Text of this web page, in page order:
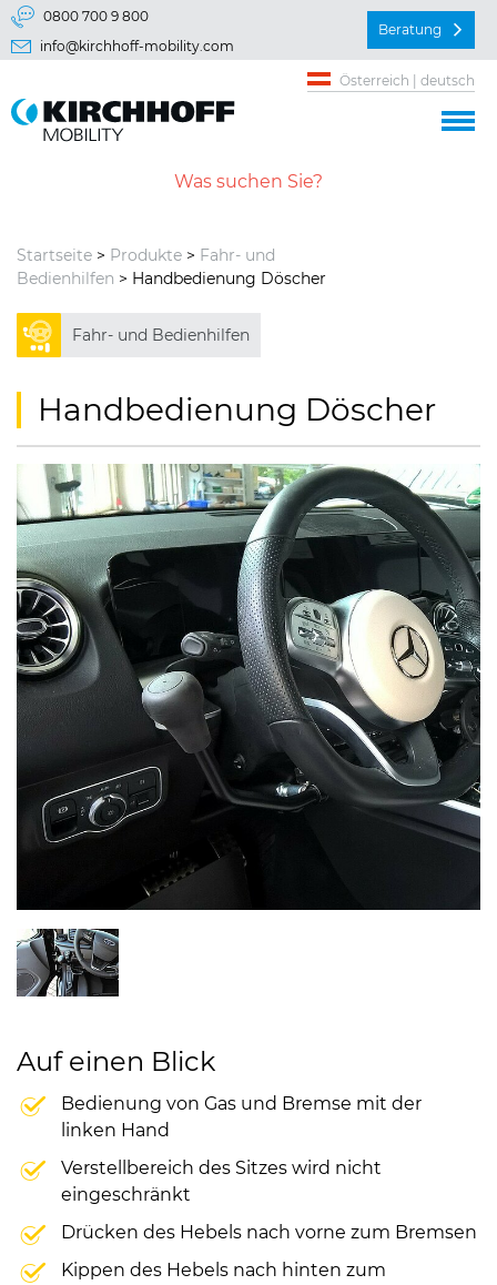
Springe direkt zu:
Hauptmenü
0800 700 9 800
info@kirchhoff-mobility.com
Beratung
Österreich | deutsch
Startseite > Produkte > Fahr- und
Bedienhilfen > Handbedienung Döscher
Fahr- und Bedienhilfen
Handbedienung Döscher
Auf einen Blick
Bedienung von Gas und Bremse mit der
linken Hand
Verstellbereich des Sitzes wird nicht
eingeschränkt
Drücken des Hebels nach vorne zum Bremsen
Kippen des Hebels nach hinten zum